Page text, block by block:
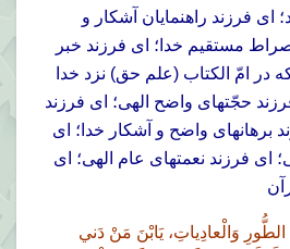
فرزند راهنمايان آشکار و
مستقيم خدا؛ اى فرزند خبر
در امّ الكتاب (علم حق) نزد خدا
حجّتهاى واضح الهى؛ اى فرزند
برهانهاى واضح و آشكار خدا؛ اى
اى فرزند نعمتهاى عام الهى؛ اى
وَالْعادِياتِ، يَابْنَ مَنْ دَني